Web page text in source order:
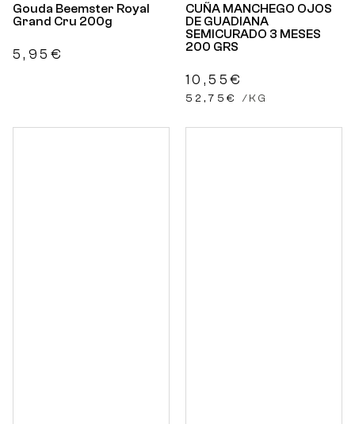
Gouda Beemster Royal
Grand Cru 200g
5,95 €
CUÑA MANCHEGO OJOS
DE GUADIANA
SEMICURADO 3 MESES
200 GRS
10,55 €
52,75 € /KG